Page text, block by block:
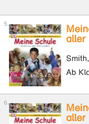
aller
Ab
aller